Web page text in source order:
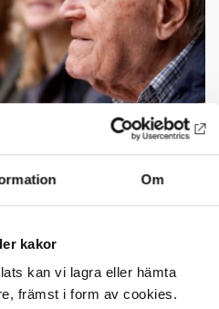
Om
kakor
kan vi lagra eller hämta
främst i form av cookies.
age-friendly cities in